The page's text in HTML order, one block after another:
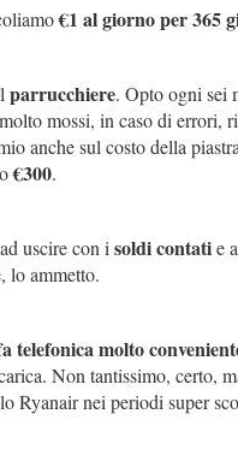
€1 al giorno per 365
parrucchiere. Opto ogni sei
mossi, in caso di errori,
anche sul costo della
€300.
uscire con isoldi contatie
lo ammetto.
telefonica molto
Non tantissimo, certo,
Ryanair nei periodi super